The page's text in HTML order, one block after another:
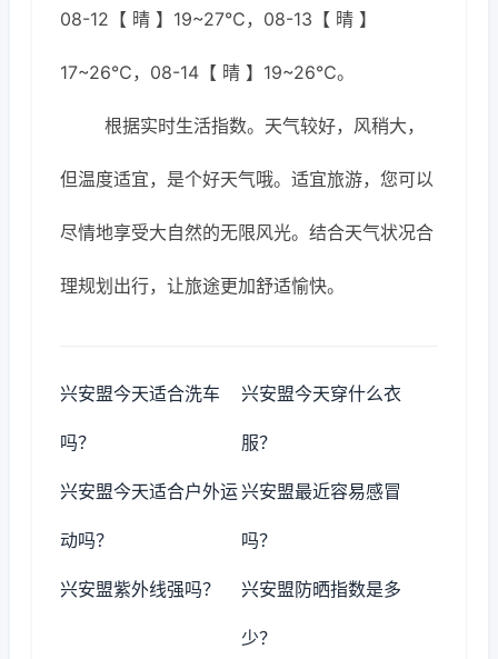
08-12【 晴 】19~27℃，08-13【 晴 】
17~26℃，08-14【 晴 】19~26℃。
根据实时生活指数。天气较好，风稍大，
但温度适宜，是个好天气哦。适宜旅游，您可以
尽情地享受大自然的无限风光。结合天气状况合
理规划出行，让旅途更加舒适愉快。
兴安盟今天适合洗车
吗？
兴安盟今天穿什么衣
服？
兴安盟今天适合户外运
动吗？
兴安盟最近容易感冒
吗？
兴安盟紫外线强吗？ 兴安盟防晒指数是多
少？